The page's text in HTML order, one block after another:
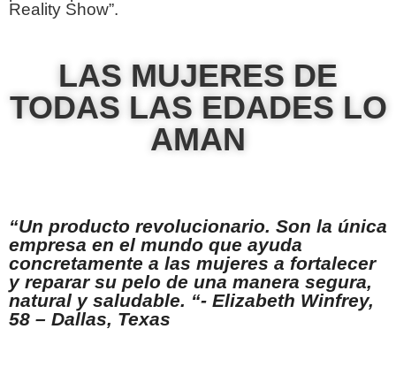
Reality Show”.
LAS MUJERES DE
TODAS LAS EDADES LO
AMAN
“Un producto revolucionario. Son la única
empresa en el mundo que ayuda
concretamente a las mujeres a fortalecer
y reparar su pelo de una manera segura,
natural y saludable. “- Elizabeth Winfrey,
58 – Dallas, Texas